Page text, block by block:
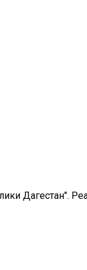
Дагестан".